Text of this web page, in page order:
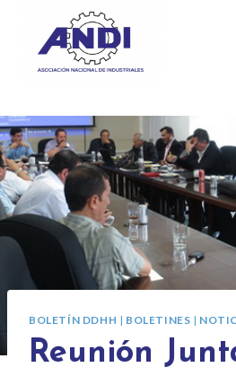
BOLETÍN DDHH | BOLETINES |
Reunión